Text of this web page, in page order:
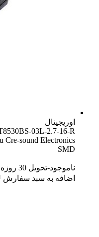
اوریجینال
03L-2.7-16-R
Cre-sound Electronics
SMD
ناموجود-تحویل 30 روزه
اضافه به سبد سفارش